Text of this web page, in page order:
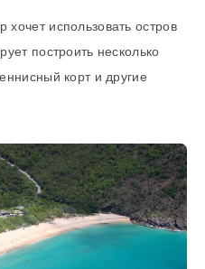
использовать остров
построить несколько
корт и другие